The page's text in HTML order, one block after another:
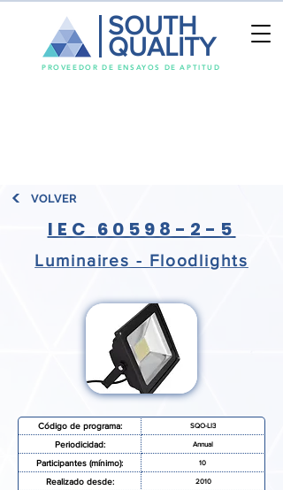
PROVEEDOR DE ENSAYOS DE APTITUD
SOUTH
QUALITY
VOLVER
IEC 60598-2-5
Luminaires - Floodlights
Código de programa: SQO-LI3
Periodicidad: Annual
Participantes (mínimo): 10
Realizado desde: 2010